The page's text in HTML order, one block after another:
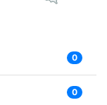
0
0